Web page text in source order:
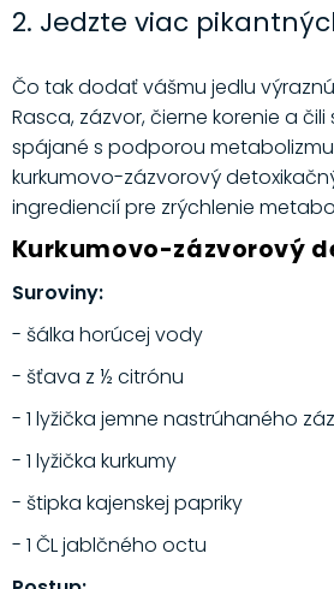
2. Jedzte viac
Čo tak dodať vášmu jedlu
Rasca, zázvor, čierne korenie a
spájané s podporou
kurkumovo-zázvorový
ingrediencií pre zrýchlenie
Kurkumovo-zázvorový
Suroviny:
- šálka horúcej vody
- šťava z ½ citrónu
- 1 lyžička jemne nastrúhaného
- 1 lyžička kurkumy
- štipka kajenskej papriky
- 1 ČL jablčného octu